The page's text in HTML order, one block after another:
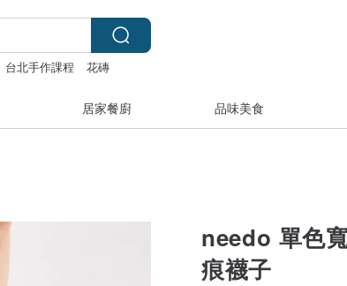
台北手作課程
花磚
居家餐廚 品味美食
needo 單色
痕襪子